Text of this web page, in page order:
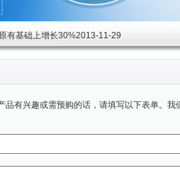
有基础上增长30%2013-11-29
有兴趣或需预购的话，请填写以下表单。我